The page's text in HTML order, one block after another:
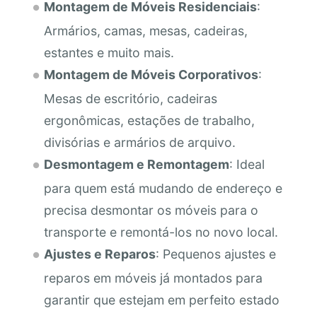
Montagem de Móveis Residenciais:
Armários, camas, mesas, cadeiras,
estantes e muito mais.
Montagem de Móveis Corporativos:
Mesas de escritório, cadeiras
ergonômicas, estações de trabalho,
divisórias e armários de arquivo.
Desmontagem e Remontagem: Ideal
para quem está mudando de endereço e
precisa desmontar os móveis para o
transporte e remontá-los no novo local.
Ajustes e Reparos: Pequenos ajustes e
reparos em móveis já montados para
garantir que estejam em perfeito estado